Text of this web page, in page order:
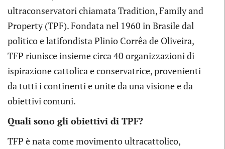
ultraconservatori chiamata Tradition, Family and
Property (TPF). Fondata nel 1960 in Brasile dal
politico e latifondista Plinio Corrêa de Oliveira,
TFP riunisce insieme circa 40 organizzazioni di
ispirazione cattolica e conservatrice, provenienti
da tutti i continenti e unite da una visione e da
obiettivi comuni.
Quali sono gli obiettivi di TPF?
TFP è nata come movimento ultracattolico,